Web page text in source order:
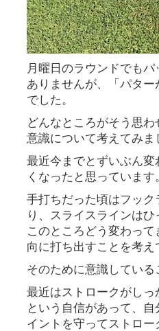
月曜日のラウンドでも
ありませんが、「パタ
でした。
どんなところがそう思
意識について考えてみま
最近今までとずいぶん
くなったと思っています
手打ちだった頃はフッ
り、スライスラインは
このところどう変わっ
向に打ち出すことを考
そのために意識してい
最近はストロークがし
という自信があって、
イントを守ってストロ